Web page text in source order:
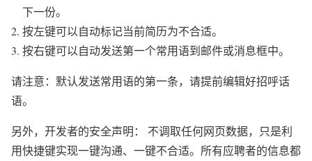
下一份。
按左键可以自动标记当前简历为不合适。
按右键可以自动发送第一个常用语到邮件或消息框中。
请注意：默认发送常用语的第一条，请提前编辑好招呼话
语。
另外，开发者的安全声明： 不调取任何网页数据，只是利
用快捷键实现一键沟通、一键不合适。所有应聘者的信息都